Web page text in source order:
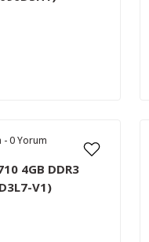
- 0 Yorum
4GB DDR3
V1)